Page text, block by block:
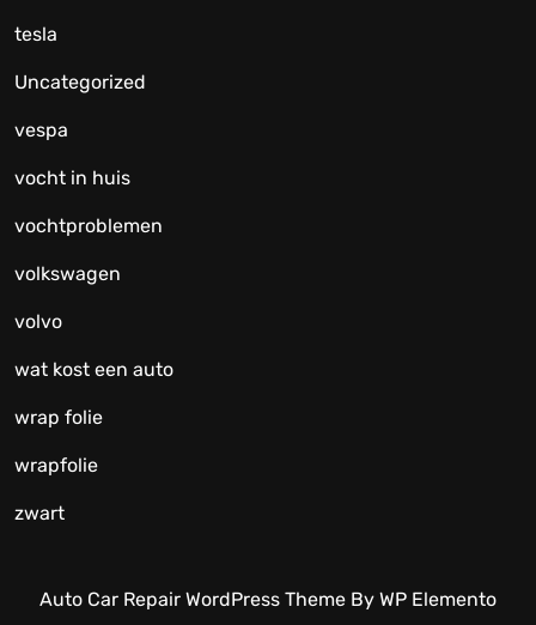
tesla
Uncategorized
vespa
vocht in huis
vochtproblemen
volkswagen
volvo
wat kost een auto
wrap folie
wrapfolie
zwart
Auto Car Repair WordPress Theme By WP Elemento